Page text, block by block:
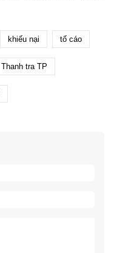
khiếu nại tố cáo
Thanh tra TP